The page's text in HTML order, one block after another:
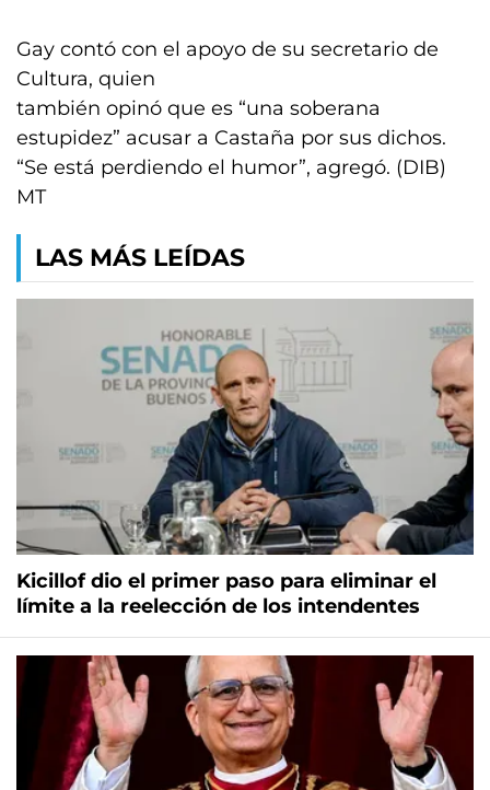
Gay contó con el apoyo de su secretario de
Cultura, quien
también opinó que es “una soberana
estupidez” acusar a Castaña por sus dichos.
“Se está perdiendo el humor”, agregó. (DIB)
MT
LAS MÁS LEÍDAS
Kicillof dio el primer paso para eliminar el
límite a la reelección de los intendentes